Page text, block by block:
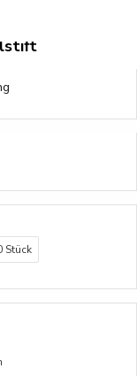
Stück